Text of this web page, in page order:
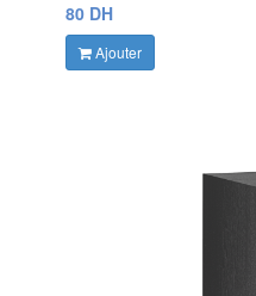
80 DH
Ajouter